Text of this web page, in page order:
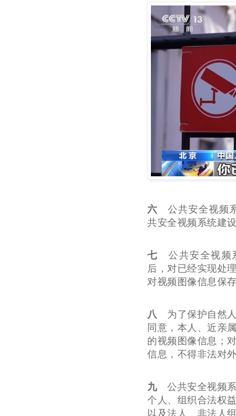
六 公共安全视频
共安全视频系统建
七 公共安全视频
后，对已经实现处
对视频图像信息保
八
为了保护自然
同意，本人、近亲
的视频图像信息；
信息，不得非法对
九公共安全视频系
个人、组织合法权
以及法人、非法人